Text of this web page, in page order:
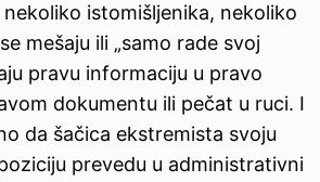
istomišljenika, nekoliko
mešaju ili „samo rade svoj
pravu informaciju u pravo
dokumentu ili pečat u ruci. I
da šačica ekstremista svoju
prevedu u administrativni